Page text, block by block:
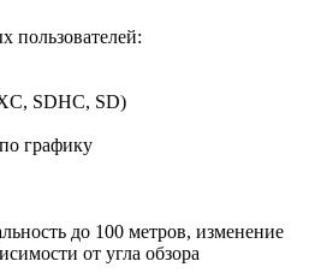
пользователей:
SDHC, SD)
графику
до 100 метров, изменение
от угла обзора